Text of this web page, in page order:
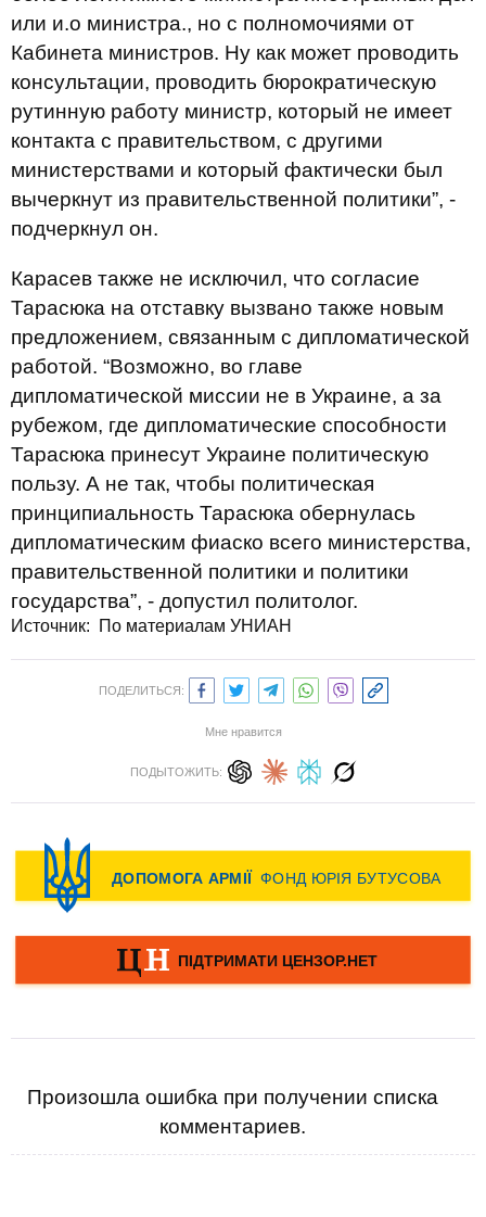
или и.о министра., но с полномочиями от
Кабинета министров. Ну как может проводить
консультации, проводить бюрократическую
рутинную работу министр, который не имеет
контакта с правительством, с другими
министерствами и который фактически был
вычеркнут из правительственной политики”, -
подчеркнул он.
Карасев также не исключил, что согласие
Тарасюка на отставку вызвано также новым
предложением, связанным с дипломатической
работой. “Возможно, во главе
дипломатической миссии не в Украине, а за
рубежом, где дипломатические способности
Тарасюка принесут Украине политическую
пользу. А не так, чтобы политическая
принципиальность Тарасюка обернулась
дипломатическим фиаско всего министерства,
правительственной политики и политики
государства”, - допустил политолог.
Источник: По материалам УНИАН
ПОДЕЛИТЬСЯ:
Мне нравится
ПОДЫТОЖИТЬ:
Произошла ошибка при получении списка
комментариев.